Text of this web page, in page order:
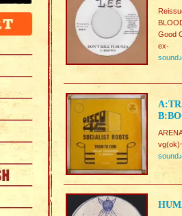
Good
ex-
sound♪
sound♪